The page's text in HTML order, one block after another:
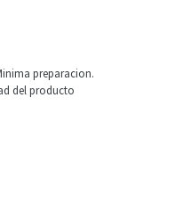
preparacion.
del producto